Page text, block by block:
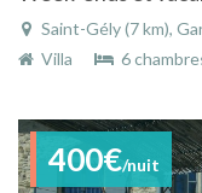
Saint-Gély (7 km),
Villa
6
400€/nuit